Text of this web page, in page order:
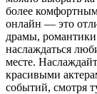
более
онлайн — это
драмы,
наслаждаться
месте.
красивыми
событий, смотря